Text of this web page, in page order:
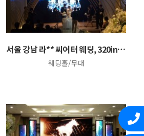
서울 강남 라** 씨어터 웨딩, 320inch 2SE…
웨딩홀/무대